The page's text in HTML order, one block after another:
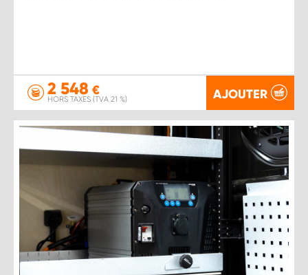
2 548 €
HORS TAXES (TVA 21 %) AJOUTER